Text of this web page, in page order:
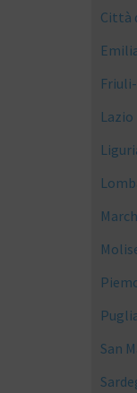
Città
Lazio
San